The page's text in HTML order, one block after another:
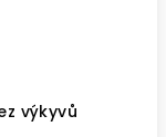
výkyvů